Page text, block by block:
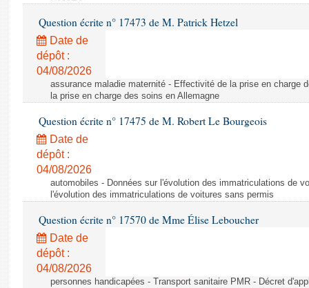
Question écrite n° 17473 de M. Patrick Hetzel
Date de
dépôt :
04/08/2026
assurance maladie maternité - Effectivité de la prise en charge
la prise en charge des soins en Allemagne
Question écrite n° 17475 de M. Robert Le Bourgeois
Date de
dépôt :
04/08/2026
automobiles - Données sur l'évolution des immatriculations de
l'évolution des immatriculations de voitures sans permis
Question écrite n° 17570 de Mme Élise Leboucher
Date de
dépôt :
04/08/2026
personnes handicapées - Transport sanitaire PMR - Décret